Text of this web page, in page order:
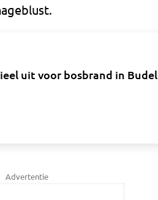
uit voor bosbrand in Budel
Advertentie